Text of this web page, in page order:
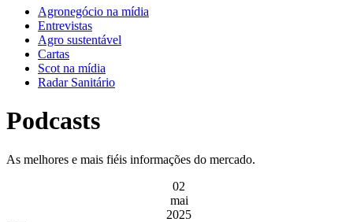
Agronegócio na mídia
Entrevistas
Agro sustentável
Cartas
Scot na mídia
Radar Sanitário
Podcasts
As melhores e mais fiéis informações do mercado.
02
mai
2025